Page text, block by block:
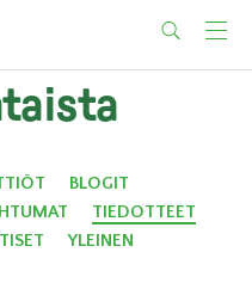
BLOGIT
TIEDOTTEET
YLEINEN